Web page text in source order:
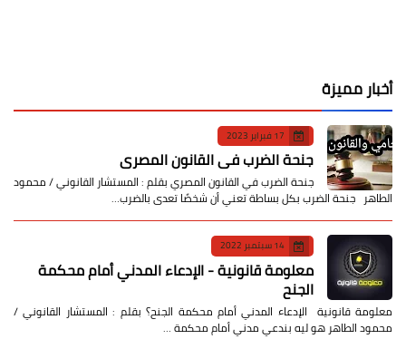
أخبار مميزة
17 فبراير 2023
جنحة الضرب في القانون المصري
جنحة الضرب في القانون المصري بقلم : المستشار القانوني / محمود
الطاهر جنحة الضرب بكل بساطة تعني أن شخصًا تعدى بالضرب…
14 سبتمبر 2022
معلومة قانونية - الإدعاء المدني أمام محكمة
الجنح
معلومة قانونية الإدعاء المدني أمام محكمة الجنح؟ بقلم : المستشار القانوني /
محمود الطاهر هو ليه بندعي مدني أمام محكمة …